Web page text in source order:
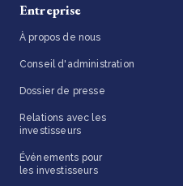
Entreprise
À propos de nous
Conseil d'administration
Dossier de presse
Relations avec les
investisseurs
Événements pour
les investisseurs